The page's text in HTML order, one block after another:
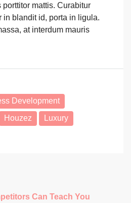
mattis. Curabitur
in blandit id, porta in ligula.
at interdum mauris
Development
Houzez
Luxury
Can Teach You